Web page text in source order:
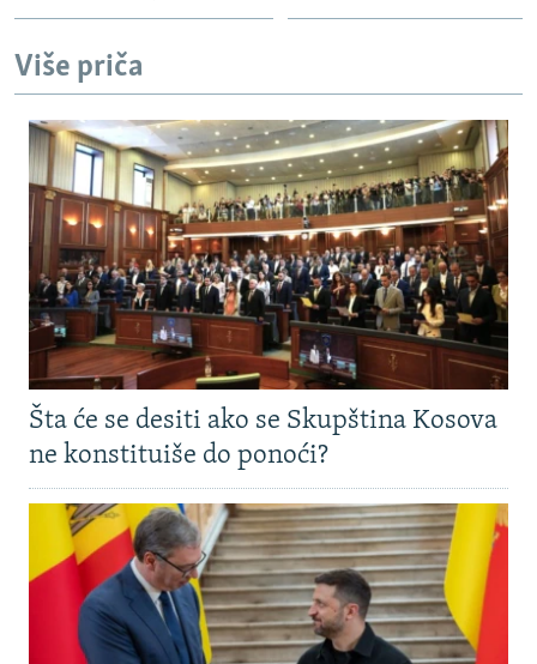
TRI DECENIJE OD RATA U BIH
SVE KARTE DEJTONA
Više priča
Šta će se desiti ako se Skupština Kosova
ne konstituiše do ponoći?